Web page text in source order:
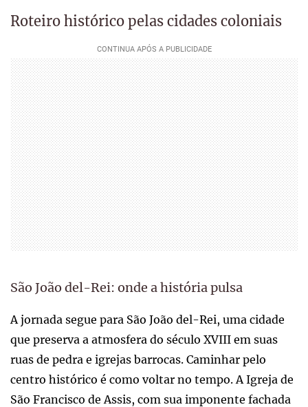
Roteiro histórico pelas cidades coloniais
São João del-Rei: onde a história pulsa
A jornada segue para São João del-Rei, uma cidade
que preserva a atmosfera do século XVIII em suas
ruas de pedra e igrejas barrocas. Caminhar pelo
centro histórico é como voltar no tempo. A Igreja de
São Francisco de Assis, com sua imponente fachada